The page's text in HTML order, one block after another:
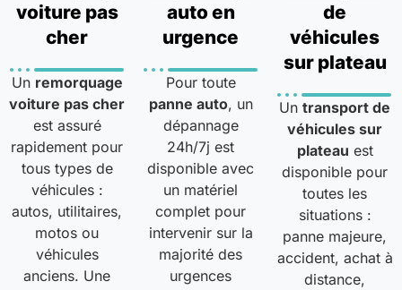
voiture pas
cher
Un remorquage
voiture pas cher
est assuré
rapidement pour
tous types de
véhicules :
autos, utilitaires,
motos ou
véhicules
anciens. Une
auto en
urgence
Pour toute
panne auto, un
dépannage
24h/7j est
disponible avec
un matériel
complet pour
intervenir sur la
majorité des
urgences
de
véhicules
sur plateau
Untransport de
véhicules sur
plateau est
disponible pour
toutes les
situations :
panne majeure,
accident, achat à
distance,